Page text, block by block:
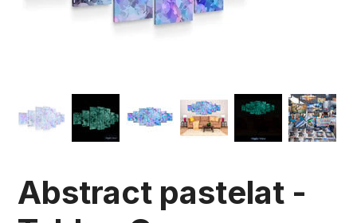
Abstract pastelat -